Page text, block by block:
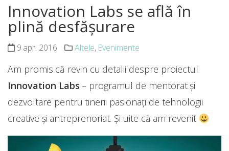
Innovation Labs se află în
plină desfășurare
9 apr. 2016 Altele, Evenimente
Am promis că revin cu detalii despre proiectul
Innovation Labs – programul de mentorat și
dezvoltare pentru tinerii pasionați de tehnologii
creative și antreprenoriat. Și uite că am revenit